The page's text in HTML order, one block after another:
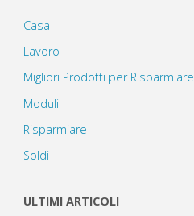
Casa
Lavoro
Migliori Prodotti per Risparmiare
Moduli
Risparmiare
Soldi
ULTIMI ARTICOLI